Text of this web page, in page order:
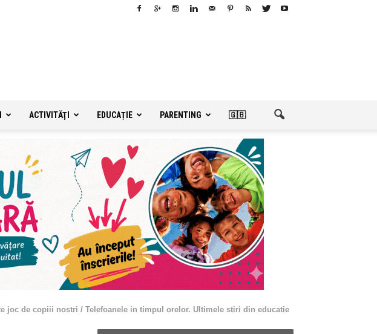
ACTIVITĂŢI EDUCAȚIE PARENTING 🇬🇧
joc de copiii nostri / Telefoanele in timpul orelor. Ultimele stiri din educatie